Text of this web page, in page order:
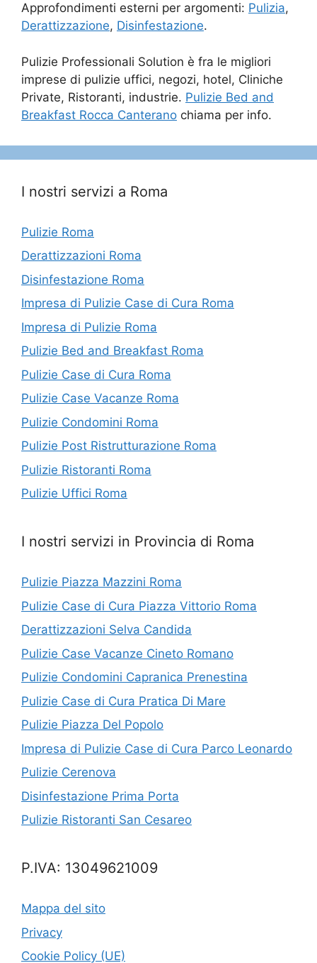
Approfondimenti esterni per argomenti: Pulizia,
Derattizzazione, Disinfestazione.
Pulizie Professionali Solution è fra le migliori
imprese di pulizie uffici, negozi, hotel, Cliniche
Private, Ristoranti, industrie. Pulizie Bed and
Breakfast Rocca Canterano chiama per info.
I nostri servizi a Roma
Pulizie Roma
Derattizzazioni Roma
Disinfestazione Roma
Impresa di Pulizie Case di Cura Roma
Impresa di Pulizie Roma
Pulizie Bed and Breakfast Roma
Pulizie Case di Cura Roma
Pulizie Case Vacanze Roma
Pulizie Condomini Roma
Pulizie Post Ristrutturazione Roma
Pulizie Ristoranti Roma
Pulizie Uffici Roma
I nostri servizi in Provincia di Roma
Pulizie Piazza Mazzini Roma
Pulizie Case di Cura Piazza Vittorio Roma
Derattizzazioni Selva Candida
Pulizie Case Vacanze Cineto Romano
Pulizie Condomini Capranica Prenestina
Pulizie Case di Cura Pratica Di Mare
Pulizie Piazza Del Popolo
Impresa di Pulizie Case di Cura Parco Leonardo
Pulizie Cerenova
Disinfestazione Prima Porta
Pulizie Ristoranti San Cesareo
P.IVA: 13049621009
Mappa del sito
Privacy
Cookie Policy (UE)